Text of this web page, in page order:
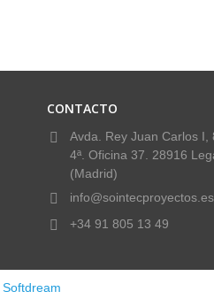
CONTACTO
Avda. Rey Juan Carlos I,
4ª. Oficina 37. 28916
(Madrid)
info@sointecproyectos.es
+34 91 805 13 49
Softdream